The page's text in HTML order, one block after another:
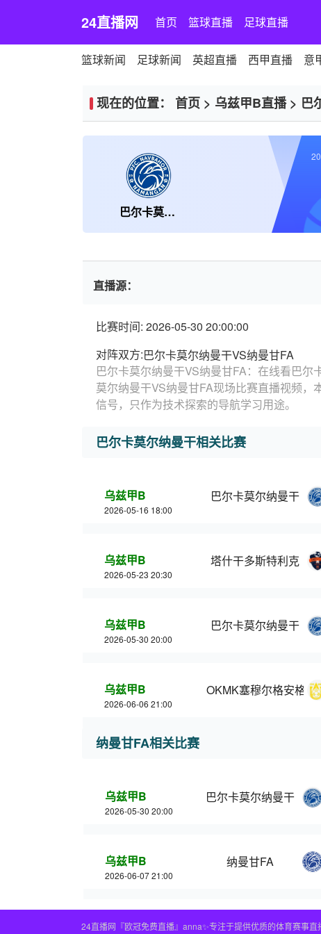
24直播网 首页 篮球直播 足球直播
篮球新闻 足球新闻 英超直播 西甲直播 意
现在的位置： 首页 > 乌兹甲B直播> 巴
巴尔卡莫尔纳曼干
直播源：
比赛时间: 2026-05-30 20:00:00
对阵双方:巴尔卡莫尔纳曼干VS纳曼甘FA
巴尔卡莫尔纳曼干VS纳曼甘FA：在线看巴
莫尔纳曼干VS纳曼甘FA现场比赛直播视频
信号，只作为技术探索的导航学习用途。
巴尔卡莫尔纳曼干相关比赛
乌兹甲B
2026-05-16 18:00
巴尔卡莫尔纳曼干
乌兹甲B
2026-05-23 20:30
塔什干多斯特利克
乌兹甲B
2026-05-30 20:00
巴尔卡莫尔纳曼干
乌兹甲B
2026-06-06 21:00
OKMK塞穆尔格安格连
纳曼甘FA相关比赛
乌兹甲B
2026-05-30 20:00
巴尔卡莫尔纳曼干
乌兹甲B
2026-06-07 21:00
纳曼甘FA
24直播网『欧冠免费直播』anna✨专注于提供优质的体育赛事